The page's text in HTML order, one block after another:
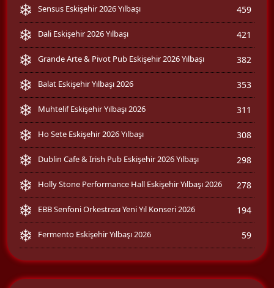
Sensus Eskişehir 2026 Yılbaşı 459
Dali Eskişehir 2026 Yılbaşı 421
Grande Arte & Pivot Pub Eskişehir 2026 Yılbaşı 382
Balat Eskişehir Yılbaşı 2026 353
Muhtelif Eskişehir Yılbaşı 2026 311
Ho Sete Eskişehir 2026 Yılbaşı 308
Dublin Cafe & Irish Pub Eskişehir 2026 Yılbaşı 298
Holly Stone Performance Hall Eskişehir Yılbaşı 2026 278
EBB Senfoni Orkestrası Yeni Yıl Konseri 2026 194
Fermento Eskişehir Yılbaşı 2026 59